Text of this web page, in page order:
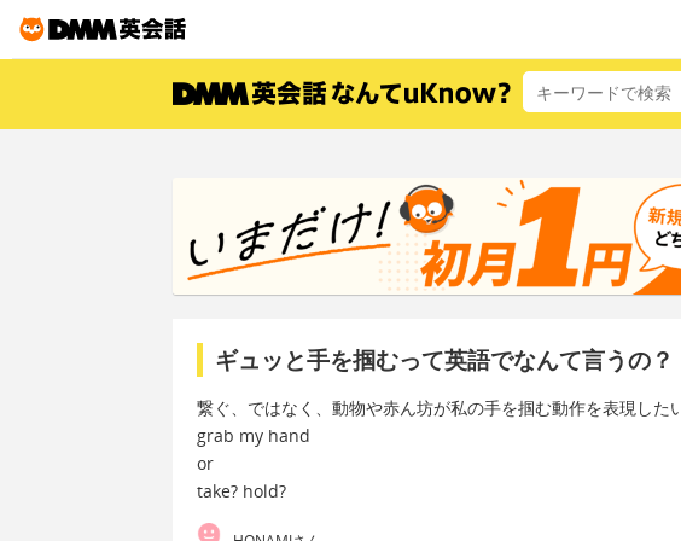
ギュッと手を掴むって英語でなんて言うの？
繋ぐ、ではなく、動物や赤ん坊が私の手を掴む動作を表現した
grab my hand
or
take? hold?